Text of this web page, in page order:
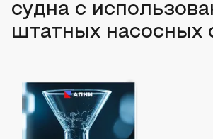
судна с
штатных насосных